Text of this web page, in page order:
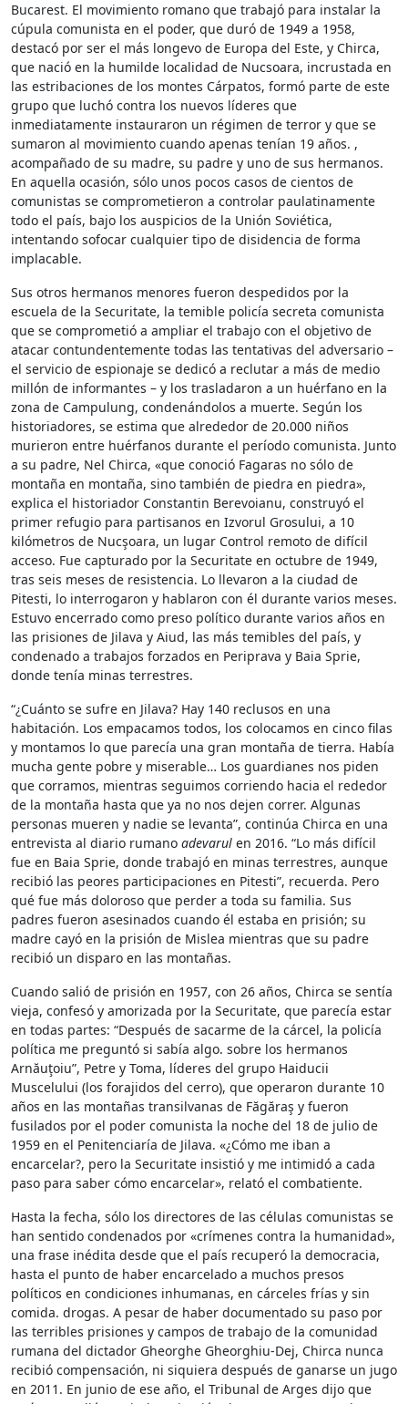
Bucarest. El movimiento romano que trabajó para instalar la
cúpula comunista en el poder, que duró de 1949 a 1958,
destacó por ser el más longevo de Europa del Este, y Chirca,
que nació en la humilde localidad de Nucsoara, incrustada en
las estribaciones de los montes Cárpatos, formó parte de este
grupo que luchó contra los nuevos líderes que
inmediatamente instauraron un régimen de terror y que se
sumaron al movimiento cuando apenas tenían 19 años. ,
acompañado de su madre, su padre y uno de sus hermanos.
En aquella ocasión, sólo unos pocos casos de cientos de
comunistas se comprometieron a controlar paulatinamente
todo el país, bajo los auspicios de la Unión Soviética,
intentando sofocar cualquier tipo de disidencia de forma
implacable.
Sus otros hermanos menores fueron despedidos por la
escuela de la Securitate, la temible policía secreta comunista
que se comprometió a ampliar el trabajo con el objetivo de
atacar contundentemente todas las tentativas del adversario –
el servicio de espionaje se dedicó a reclutar a más de medio
millón de informantes – y los trasladaron a un huérfano en la
zona de Campulung, condenándolos a muerte. Según los
historiadores, se estima que alrededor de 20.000 niños
murieron entre huérfanos durante el período comunista. Junto
a su padre, Nel Chirca, «que conoció Fagaras no sólo de
montaña en montaña, sino también de piedra en piedra»,
explica el historiador Constantin Berevoianu, construyó el
primer refugio para partisanos en Izvorul Grosului, a 10
kilómetros de Nucşoara, un lugar Control remoto de difícil
acceso. Fue capturado por la Securitate en octubre de 1949,
tras seis meses de resistencia. Lo llevaron a la ciudad de
Pitesti, lo interrogaron y hablaron con él durante varios meses.
Estuvo encerrado como preso político durante varios años en
las prisiones de Jilava y Aiud, las más temibles del país, y
condenado a trabajos forzados en Periprava y Baia Sprie,
donde tenía minas terrestres.
“¿Cuánto se sufre en Jilava? Hay 140 reclusos en una
habitación. Los empacamos todos, los colocamos en cinco filas
y montamos lo que parecía una gran montaña de tierra. Había
mucha gente pobre y miserable… Los guardianes nos piden
que corramos, mientras seguimos corriendo hacia el rededor
de la montaña hasta que ya no nos dejen correr. Algunas
personas mueren y nadie se levanta”, continúa Chirca en una
entrevista al diario rumano adevarul en 2016. “Lo más difícil
fue en Baia Sprie, donde trabajó en minas terrestres, aunque
recibió las peores participaciones en Pitesti”, recuerda. Pero
qué fue más doloroso que perder a toda su familia. Sus
padres fueron asesinados cuando él estaba en prisión; su
madre cayó en la prisión de Mislea mientras que su padre
recibió un disparo en las montañas.
Cuando salió de prisión en 1957, con 26 años, Chirca se sentía
vieja, confesó y amorizada por la Securitate, que parecía estar
en todas partes: “Después de sacarme de la cárcel, la policía
política me preguntó si sabía algo. sobre los hermanos
Arnăuţoiu”, Petre y Toma, líderes del grupo Haiducii
Muscelului (los forajidos del cerro), que operaron durante 10
años en las montañas transilvanas de Făgăraş y fueron
fusilados por el poder comunista la noche del 18 de julio de
1959 en el Penitenciaría de Jilava. «¿Cómo me iban a
encarcelar?, pero la Securitate insistió y me intimidó a cada
paso para saber cómo encarcelar», relató el combatiente.
Hasta la fecha, sólo los directores de las células comunistas se
han sentido condenados por «crímenes contra la humanidad»,
una frase inédita desde que el país recuperó la democracia,
hasta el punto de haber encarcelado a muchos presos
políticos en condiciones inhumanas, en cárceles frías y sin
comida. drogas. A pesar de haber documentado su paso por
las terribles prisiones y campos de trabajo de la comunidad
rumana del dictador Gheorghe Gheorghiu-Dej, Chirca nunca
recibió compensación, ni siquiera después de ganarse un jugo
en 2011. En junio de ese año, el Tribunal de Arges dijo que